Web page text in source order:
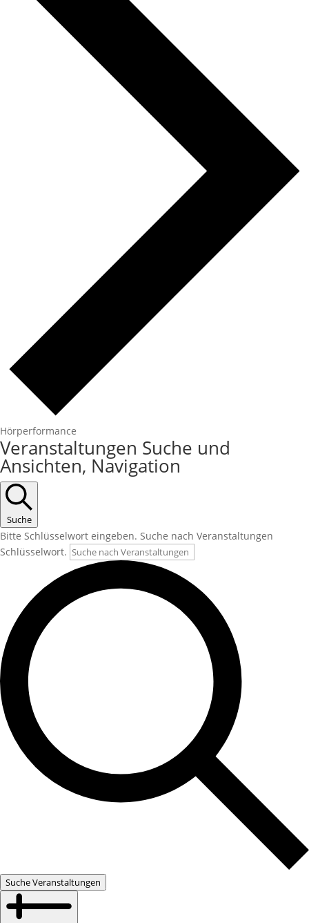
Hörperformance
Veranstaltungen Suche und
Ansichten, Navigation
Suche
Bitte Schlüsselwort eingeben. Suche nach Veranstaltungen
Schlüsselwort.
Suche Veranstaltungen